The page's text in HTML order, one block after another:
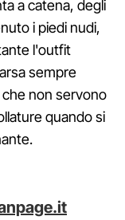
a catena, degli
i piedi nudi,
l'outfit
sempre
non servono
quando si